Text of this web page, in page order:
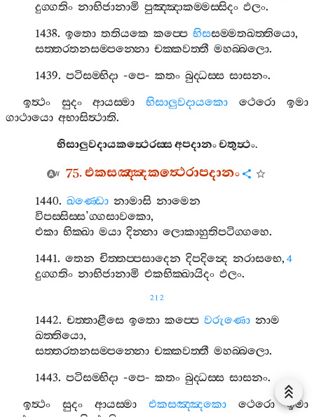
දුග‍්ගතිං නාභිජානාමි පුඤ‍්ඤාකම‍්මස‍්සිදං ඵලං.
1438.ඉතො තතියකෙ කප‍්පෙ භිසසම‍්මතඛත‍්තියො,
සත‍්තරතනසම‍්පන‍්නො චක‍්කවත‍්තී මහබ‍්බලො.
1439.පටිසම‍්භිදා -පෙ-කතං බුද‍්ධස‍්ස සාසනං.
ඉත්‍ථං
සුදං ආයස‍්මා භිසාලුවදායකො ථෙරො
ඉමා
ගාථායො අභාසිත්‍ථාති.
භිසාලුවදායකත්‍ථෙරස‍්සඅපදානංචතුත්‍ථං.
75.එකසඤ‍්ඤකත්‍ථෙරාපදානං
1440.ඛණ‍්ඩො නාමාසි නාමෙන
විපස‍්සිස‍්ස’ග‍්ගසාවකො,
එකා භික‍්ඛා මයා දින‍්නා ලොකාහුතිපටිග‍්ගහෙ.
1441.තෙන චිත‍්තප‍්පසාදෙන දිපදින්‍දෙ නරාසභෙ, 4
දුග‍්ගතිං නාභිජානාමි එකභික‍්ඛායිදං ඵලං.
212
1442.චත‍්තාළීසෙ ඉතො කප‍්පෙ වරුණො නාම
ඛත‍්තියො,
සත‍්තරතනසම‍්පන‍්නො චක‍්කවත‍්තී මහබ‍්බලො.
1443.පටිසම‍්භිදා -පෙ-කතං බුද‍්ධස‍්ස සාසනං.
ඉත්‍ථං
සුදං ආයස‍්මා එකසඤ‍්ඤකො ථෙරො
ඉමා